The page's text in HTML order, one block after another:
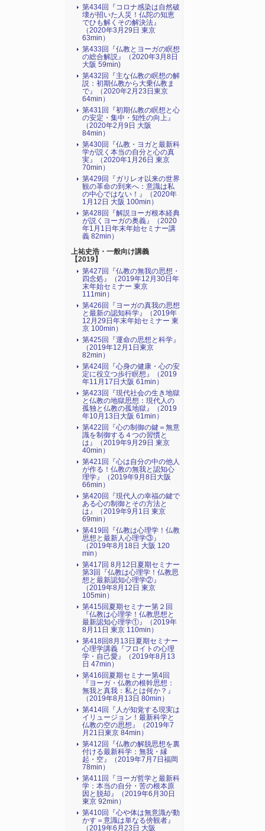
第434回『コロナ感染は自然破
壊が招いた人災！仏陀の知恵
でひも解くその解決法』
（2020年3月29日 東京
63min）
第433回『仏教とヨーガの瞑想
の総合解説』（2020年3月8日
大阪 59min)
第432回『主な仏教の瞑想の解
説：初期仏教から大乗仏教ま
で』（2020年2月23日東京
64min）
第431回『初期仏教の瞑想と心
の安定・集中・知性の向上』
（2020年2月9日 大阪
84min）
第430回『仏教・ヨガと最新科
学が説く本当の自分と心の真
実』（2020年1月26日 東京
70min）
第429回『ガリレオ以来の世界
観の革命の到来へ：意識は私
の中心ではない！』（2020年
1月12日 大阪 100min）
第428回『解説ヨーガ根本経典
が説くヨーガの奥義』（2020
年1月1日年末年始セミナー講
義 82min）
上祐史浩・一般向け講義
【2019】
第427回『仏教の無我の思想・
四念処』（2019年12月30日年
末年始セミナー 東京
111min）
第426回『ヨーガの真我の思想
と最新の認知科学』（2019年
12月29日年末年始セミナー 東
京 100min）
第425回『運命の思想と科学』
（2019年12月1日東京
82min）
第424回『心身の健康・心の安
定に役立つ歩行瞑想』（2019
年11月17日大阪 61min）
第423回『現代社会の生き地獄
と仏教の地獄思想：現代人の
孤独と仏教の孤地獄』（2019
年10月13日大阪 61min）
第422回『心の制御の鍵＝無意
識を制御する４つの習慣と
は』（2019年9月29日 東京
40min）
第421回『心は自分の中の他人
が作る！仏教の無我と認知心
理学』（2019年9月8日大阪
66min）
第420回『現代人の幸福の鍵で
ある心の制御とその方法と
は』（2019年9月1日 東京
69min）
第419回『仏教は心理学！仏教
思想と最新人心理学③』
（2019年8月18日 大阪 120
min）
第417回 8月12日夏期セミナー
第3回『仏教は心理学！仏教思
想と最新認知心理学②』
（2019年8月12日 東京
105min）
第415回夏期セミナー第２回
『仏教は心理学！仏教思想と
最新認知心理学①』（2019年
8月11日 東京 110min）
第418回8月13日夏期セミナー
心理学講義『フロイトの心理
学・自己愛』（2019年8月13
日 47min）
第416回夏期セミナー第4回
『ヨーガ・仏教の根幹思想：
無我と真我：私とは何か？』
（2019年8月13日 80min）
第414回『人が知覚する現実は
イリュージョン！最新科学と
仏教の空の思想』（2019年7
月21日東京 84min）
第412回『仏教の解脱思想を裏
付ける最新科学：無我・縁
起・空』（2019年7月7日福岡
78min）
第411回『ヨーガ哲学と最新科
学：本当の自分・苦の根本原
因と脱却』（2019年6月30日
東京 92min）
第410回『心や体は無意識が動
かす＝意識は単なる傍観者』
（2019年6月23日 大阪